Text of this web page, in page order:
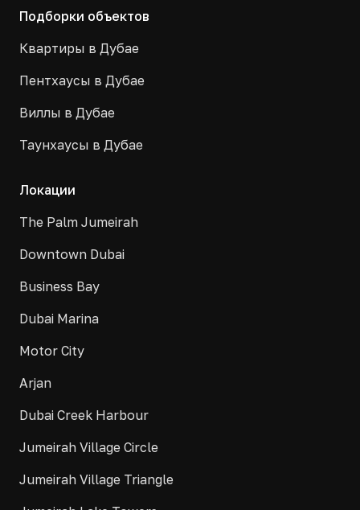
Подборки объектов
Квартиры в Дубае
Пентхаусы в Дубае
Виллы в Дубае
Таунхаусы в Дубае
Локации
The Palm Jumeirah
Downtown Dubai
Business Bay
Dubai Marina
Motor City
Arjan
Dubai Creek Harbour
Jumeirah Village Circle
Jumeirah Village Triangle